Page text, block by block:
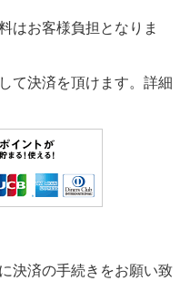
負担となりま
て決済を頂けます。詳細
決済の手続きをお願い致